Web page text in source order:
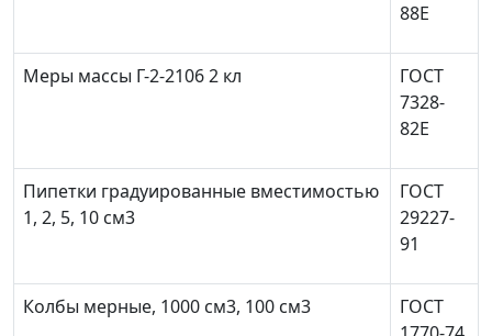
88Е
Меры массы Г-2-2106 2 кл
ГОСТ
7328-
82Е
Пипетки градуированные вместимостью
1, 2, 5, 10 см3
ГОСТ
29227-
91
Колбы мерные, 1000 см3, 100 см3
ГОСТ